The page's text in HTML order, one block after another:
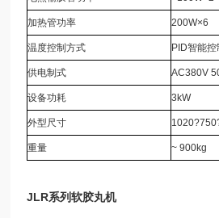
加热管功率 200W×6
温度控制方式 PID智能控
供电制式 AC380V
设备功耗 3kW
外型尺寸
重量 ~ 900kg
JLR系列软胶丸机